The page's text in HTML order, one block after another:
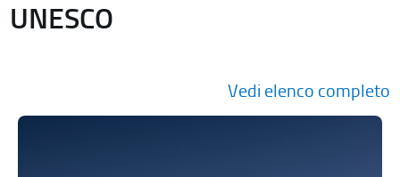
UNESCO
Vedi elenco completo